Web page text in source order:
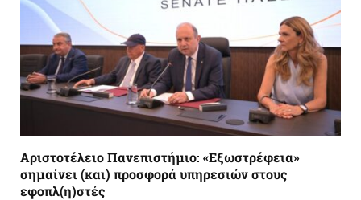
Αριστοτέλειο Πανεπιστήμιο: «Εξωστρέφεια»
σημαίνει (και) προσφορά υπηρεσιών στους
εφοπλ(η)στές